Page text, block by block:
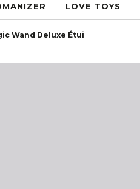
LOVE TOYS
Wand Deluxe Étui